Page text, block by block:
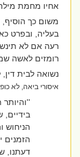
אחיו מחמת מילה,
משום כך הוסיף,
בעליה, ובפרט
רעה אם לא
רומזים לאשה
נשואה לבית דין,
איסורי ביאה, לא
''והיותר
בידיים,
הניחוש
הזמנים
דעתנו,